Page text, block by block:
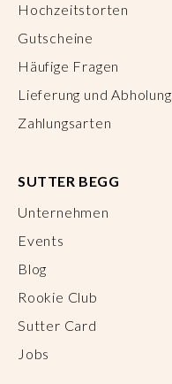
Hochzeitstorten
Gutscheine
Häufige Fragen
Lieferung und Abholung
Zahlungsarten
SUTTER BEGG
Unternehmen
Events
Blog
Rookie Club
Sutter Card
Jobs